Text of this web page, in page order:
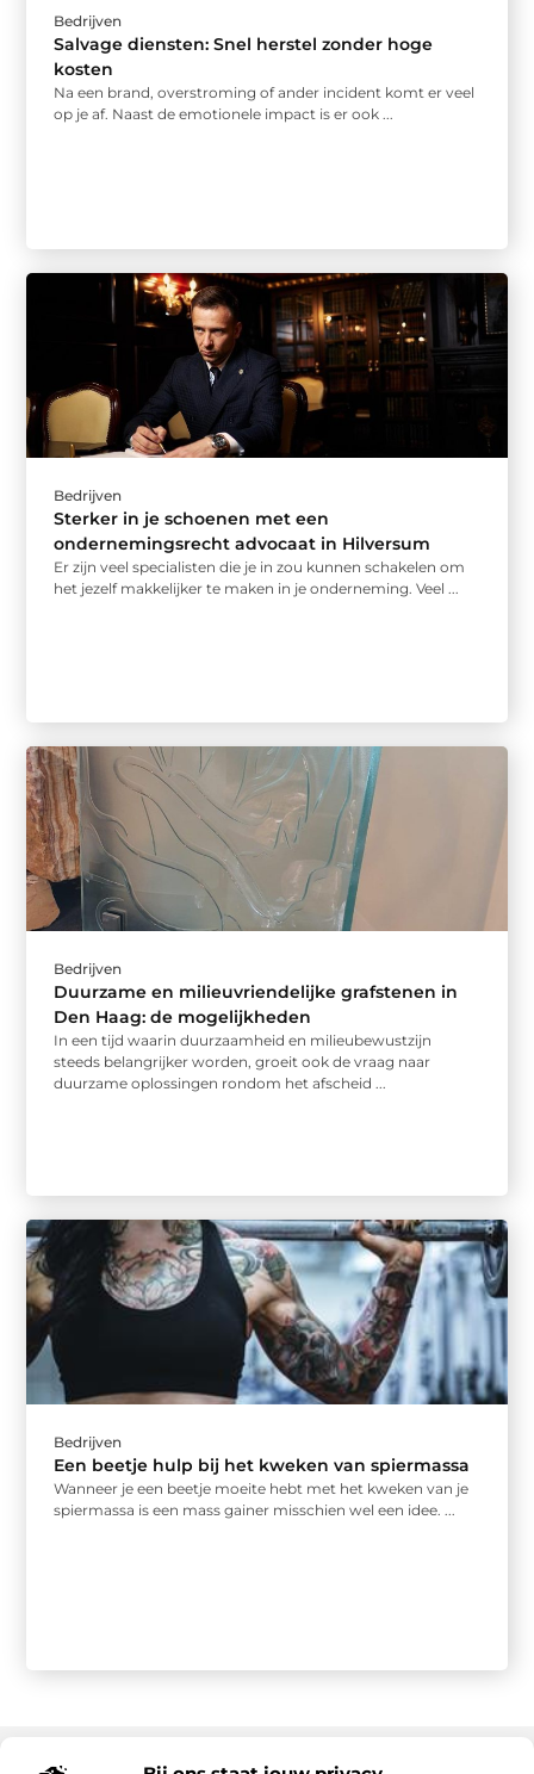
Bedrijven
Salvage diensten: Snel herstel zonder hoge
kosten
Na een brand, overstroming of ander incident komt er veel
op je af. Naast de emotionele impact is er ook ...
Bedrijven
Sterker in je schoenen met een
ondernemingsrecht advocaat in Hilversum
Er zijn veel specialisten die je in zou kunnen schakelen om
het jezelf makkelijker te maken in je onderneming. Veel ...
Bedrijven
Duurzame en milieuvriendelijke grafstenen in
Den Haag: de mogelijkheden
In een tijd waarin duurzaamheid en milieubewustzijn
steeds belangrijker worden, groeit ook de vraag naar
duurzame oplossingen rondom het afscheid ...
Bedrijven
Een beetje hulp bij het kweken van spiermassa
Wanneer je een beetje moeite hebt met het kweken van je
spiermassa is een mass gainer misschien wel een idee. ...